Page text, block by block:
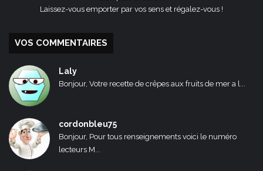
Laissez-vous emporter par vos sens et régalez-vous !
VOS COMMENTAIRES
Laly
Bonjour, Votre recette de crêpes aux fruits de mer a l...
cordonbleu75
Bonjour, Pour tous renseignements voici le numéro
lecteurs M...